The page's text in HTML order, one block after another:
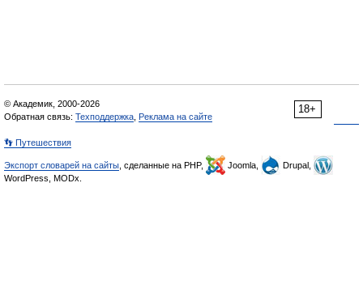
18+
© Академик, 2000-2026
Обратная связь: Техподдержка Реклама на сайте
👣 Путешествия
Экспорт словарей на сайты , сделанные на PHP, Joomla,
Drupal,
WordPress, MODx.